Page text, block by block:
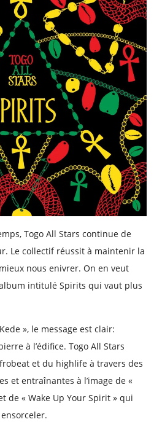
Togo All Stars continue de
Le collectif réussit à maintenir la
nous enivrer. On en veut
intitulé Spirits qui vaut plus
», le message est clair:
à l’édifice. Togo All Stars
et du highlife à travers des
et entraînantes à l’image de «
de « Wake Up Your Spirit » qui